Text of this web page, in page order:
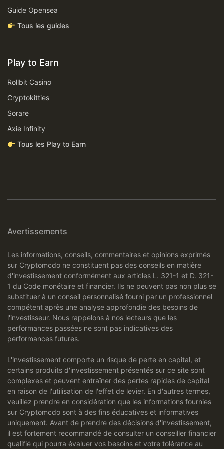
Guide Opensea
Tous les guides
Play to Earn
Rollbit Casino
Cryptokitties
Sorare
Axie Infinity
Tous les Play to Earn
Avertissements
Les informations, conseils, commentaires et opinions exprimés
sur Cryptomcdo ne constituent pas des conseils en matière
d'investissement conformément aux articles L. 321-1 et D. 321-
1 du Code monétaire et financier. Ils ne peuvent pas non plus se
substituer à un conseil personnalisé fourni par un professionnel
compétent après une analyse approfondie des besoins de
l'investisseur. Nous rappelons à nos lecteurs que les
performances passées ne sont pas indicatives des
performances futures.
L'investissement comporte un risque de perte en capital, et
certains produits d'investissement présentés sur ce site sont
complexes et peuvent entraîner des pertes rapides de capital
en raison de l'utilisation de l'effet de levier. En d'autres termes,
veuillez prendre en considération que les informations fournies
sur Cryptomcdo sont à des fins éducatives et informatives
uniquement. Avant de prendre des décisions d'investissement,
il est fortement recommandé de consulter un conseiller financier
qualifié qui pourra évaluer vos besoins et votre tolérance au